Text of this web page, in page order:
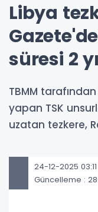
Libya
süresi 2
TBMM
yapan TSK
uzatan tezkere,
24-12-2025 03:11
Güncelleme :